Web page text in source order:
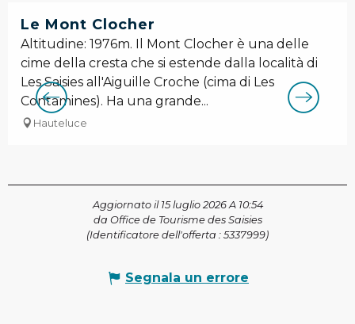
Le Mont Clocher
Altitudine: 1976m. Il Mont Clocher è una delle
cime della cresta che si estende dalla località di
Les Saisies all'Aiguille Croche (cima di Les
Contamines). Ha una grande...
Hauteluce
Aggiornato il 15 luglio 2026 A 10:54
da Office de Tourisme des Saisies
(Identificatore dell'offerta : 5337999)
Segnala un errore